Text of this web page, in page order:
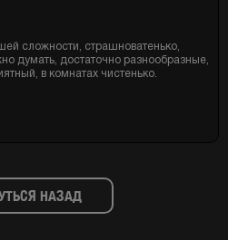
сложности, страшноватенько,
думать, достаточно разнообразные,
в комнатах чистенько.
НАЗАД